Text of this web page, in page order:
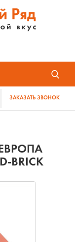
ЗАКАЗАТЬ ЗВОНОК
BRICK